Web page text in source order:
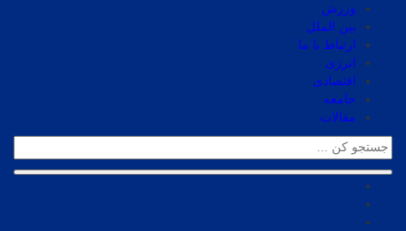
ورزش
بین الملل
ارتباط با ما
انرژی
اقتصادی
جامعه
مقالات